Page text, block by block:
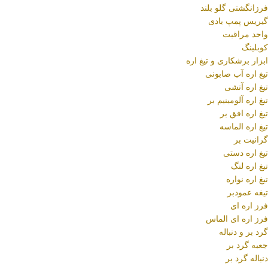
فرزانگشتی گلو بلند
گیریس پمپ بادی
واحد مراقبت
کوبلینگ
ابزار برشکاری و تیغ اره
تیغ اره آب صابونی
تیغ اره آتشی
تیغ اره آلومینیم بر
تیغ اره افق بر
تیغ اره الماسه
گرانیت بر
تیغ اره دستی
تیغ اره لنگ
تیغ اره نواره
تیغه عمودبر
فرز اره ای
فرز اره ای الماس
گرد بر و دنباله
جعبه گرد بر
دنباله گرد بر